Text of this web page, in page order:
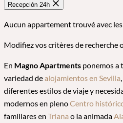
Recepción 24h
Aucun appartement trouvé avec
Modifiez vos critères de recherche
En Magno Apartments ponemos a
variedad dealojamientos en Sevilla
diferentes estilos de viaje y
modernos en plenoCentro
familiares en Triana o la animada